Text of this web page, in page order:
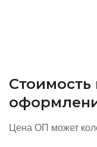
Стоимость
Цена ОП может